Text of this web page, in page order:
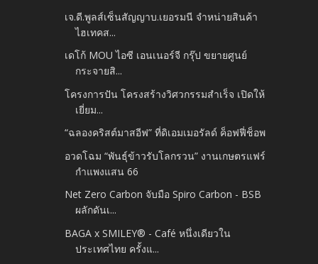
เจ.ดี.พูลส์เซ็นสัญญาบ.เยอรมนี จำหน่ายสินค้า
ไฮเทคส...
เดโก้ MOU ไอซี เอนเนอร์จี กรุ๊ป ขยายศูนย์
กระจายสิ...
โครงการปัน โครงสร้างวิศวกรรมสำเร็จ เปิดให้
เยี่ยม...
“ฉลองคริสต์มาสอีฟ” ที่ดิเอมเมอรัลด์ ค็อฟฟี่ช็อพ
อวดโฉม “พันธุ์ข้าวรับโลกรวน” งานเกษตรแฟร์
กำแพงแสน 66
Net Zero Carbon จับมือ Spiro Carbon - BSB
ผลักดันเ...
BAGA x SMILEY® - Café หนึ่งเดียวใน
ประเทศไทย ครั้งแ...